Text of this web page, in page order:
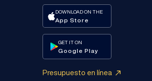
DOWNLOAD ON THE
App Store
GET IT ON
Google Play
Presupuesto en línea